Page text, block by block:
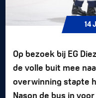
14
Op bezoek bij EG
de volle buit mee
overwinning stapte